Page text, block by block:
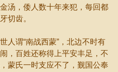
汤，倭人数十年来犯，每回都
切齿。
谓“南战西蒙”，北边不时有
，百姓还称得上平安丰足，不
蒙氏一时支应不了，觐国公奉